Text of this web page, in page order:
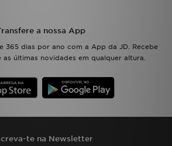
a nossa App
365 dias por ano com a App da JD. Recebe
as últimas novidades em qualquer altura.
te na Newsletter